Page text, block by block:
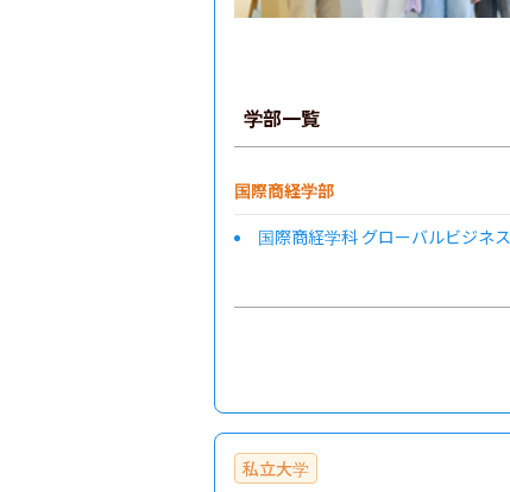
学部一覧
国際商経学部
国際商経学科 グローバルビジネ
私立大学